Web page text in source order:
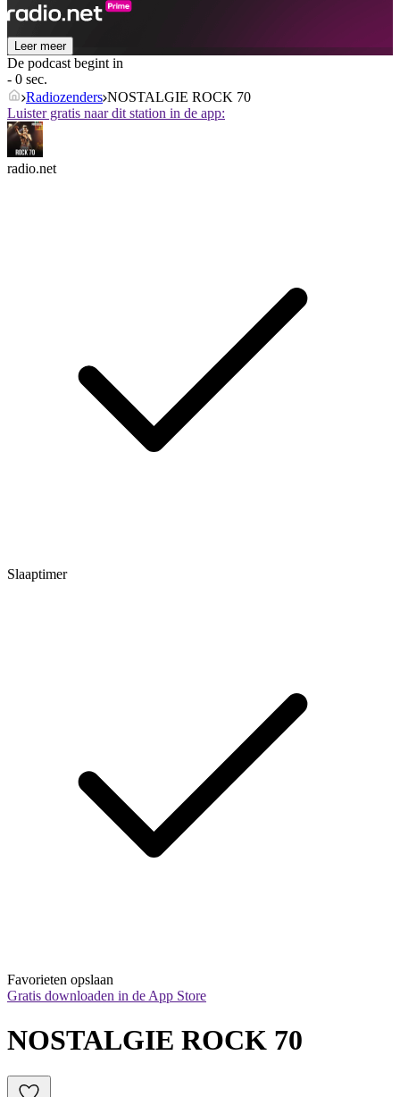
Leer meer
De podcast begint in
- 0 sec.
Radiozenders NOSTALGIE ROCK 70
Luister gratis naar dit station in de app:
radio.net
Slaaptimer
Favorieten opslaan
Gratis downloaden in de App Store
NOSTALGIE ROCK 70